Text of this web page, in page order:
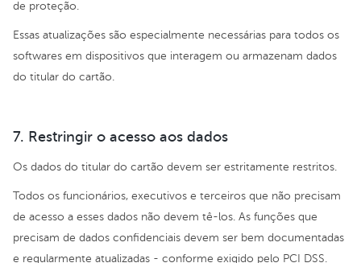
de proteção.
Essas atualizações são especialmente necessárias para todos os
softwares em dispositivos que interagem ou armazenam dados
do titular do cartão.
7. Restringir o acesso aos dados
Os dados do titular do cartão devem ser estritamente restritos.
Todos os funcionários, executivos e terceiros que não precisam
de acesso a esses dados não devem tê-los. As funções que
precisam de dados confidenciais devem ser bem documentadas
e regularmente atualizadas - conforme exigido pelo PCI DSS.